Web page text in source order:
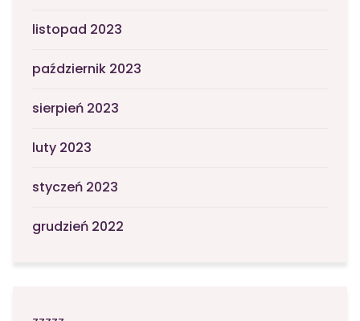
listopad 2023
październik 2023
sierpień 2023
luty 2023
styczeń 2023
grudzień 2022